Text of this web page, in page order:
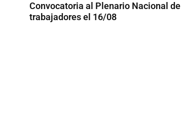
Convocatoria al Plenario Nacional de
trabajadores el 16/08